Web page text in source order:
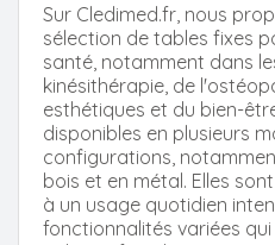
Sur Cledimed.fr, nous
sélection de tables fixes
santé, notamment dans
kinésithérapie, de
esthétiques et du bien-
disponibles en plusieurs
configurations,
bois et en métal. Elles
à un usage quotidien
fonctionnalités variées